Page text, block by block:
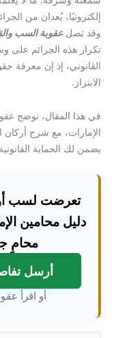
إلكترونيًا، يُعدان من
وقد تصلعقوبة السب
تكرار هذه الجرائم على
القانوني، إذ إن معرفة
الابتزاز.
في هذا المقال، نوضح
الإمارات، مع شرح أركان
يضمن لك الحماية
تعرضت لسب
دليل محامين
محامٍ
أرسل
أو اقرأ